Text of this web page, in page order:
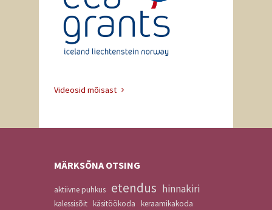
Videosid mõisast
MÄRKSÕNA OTSING
aktiivne puhkus etendus hinnakiri
kalessisõit käsitöökoda keraamikakoda